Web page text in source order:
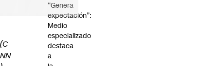
(C
NN
“Genera
expectación”:
Medio
especializado
destaca
a